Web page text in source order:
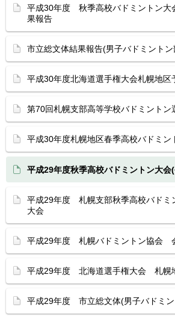
平成30年度 秋季高校バドミントン
果報告
市立総文体結果報告(男子バドミントン
平成30年度北海道選手権大会札幌地区
第70回札幌支部高等学校バドミントン
平成30年度札幌地区春季高校バドミン
平成29年度秋季高校バドミントン大会
平成29年度 札幌支部秋季高校バド
大会
平成29年度 札幌バドミントン協会
平成29年度 北海道選手権大会 札幌
平成29年度 市立総文体(男子バドミ